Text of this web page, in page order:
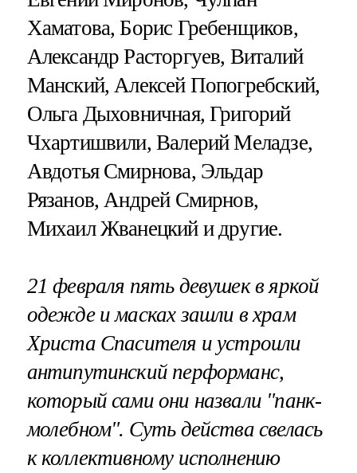
Хаматова, Борис Гребенщиков,
Александр Расторгуев, Виталий
Манский, Алексей Попогребский,
Ольга Дыховничная, Григорий
Чхартишвили, Валерий Меладзе,
Авдотья Смирнова, Эльдар
Рязанов, Андрей Смирнов,
Михаил Жванецкий и другие.
21 февраля пять девушек в яркой
одежде и масках зашли в храм
Христа Спасителя и устроили
антипутинский перформанс,
который сами они назвали "панк-
молебном". Суть действа свелась
к коллективному исполнению